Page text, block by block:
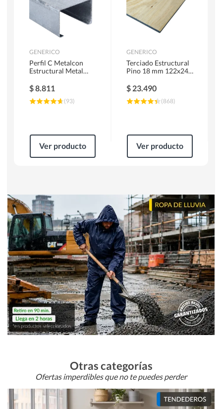
GENERICO
Perfil C Metalcon
Estructural Metal
$8.811
(93)
Ver producto
GENERICO
Terciado Estructural
Pino 18 mm 122x244
$ 23.490
(868)
Ver producto
Otras categorías
Ofertas imperdibles que no te puedes perder